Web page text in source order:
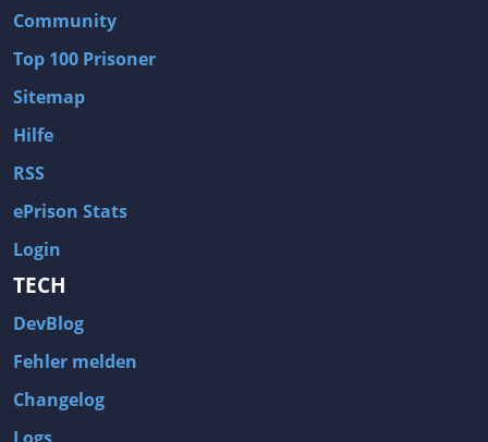
Community
Top 100 Prisoner
Sitemap
Hilfe
RSS
ePrison Stats
Login
TECH
DevBlog
Fehler melden
Changelog